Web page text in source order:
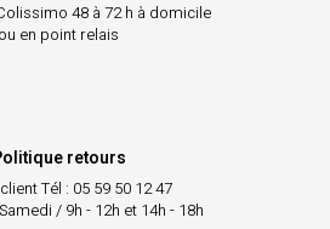
48 à 72 h à domicile
ou en point relais
retours
Tél : 05 59 50 12 47
/ 9h - 12h et 14h - 18h